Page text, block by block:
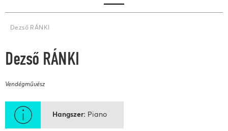
Dezső RÁNKI
Dezső RÁNKI
Vendégművész
Hangszer Piano